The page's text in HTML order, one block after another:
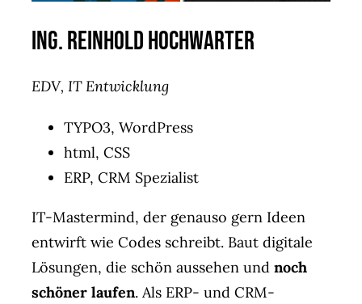
ING. Reinhold Hochwarter
EDV, IT Entwicklung
TYPO3, WordPress
html, CSS
ERP, CRM Spezialist
IT-Mastermind, der genauso gern Ideen
entwirft wie Codes schreibt. Baut digitale
Lösungen, die schön aussehen und noch
schöner laufen. Als ERP- und CRM-